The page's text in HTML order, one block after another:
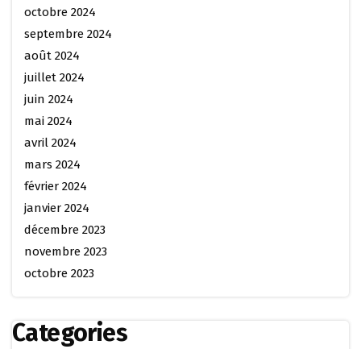
octobre 2024
septembre 2024
août 2024
juillet 2024
juin 2024
mai 2024
avril 2024
mars 2024
février 2024
janvier 2024
décembre 2023
novembre 2023
octobre 2023
Categories